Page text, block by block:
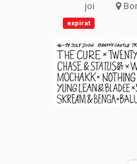
joi
expirat